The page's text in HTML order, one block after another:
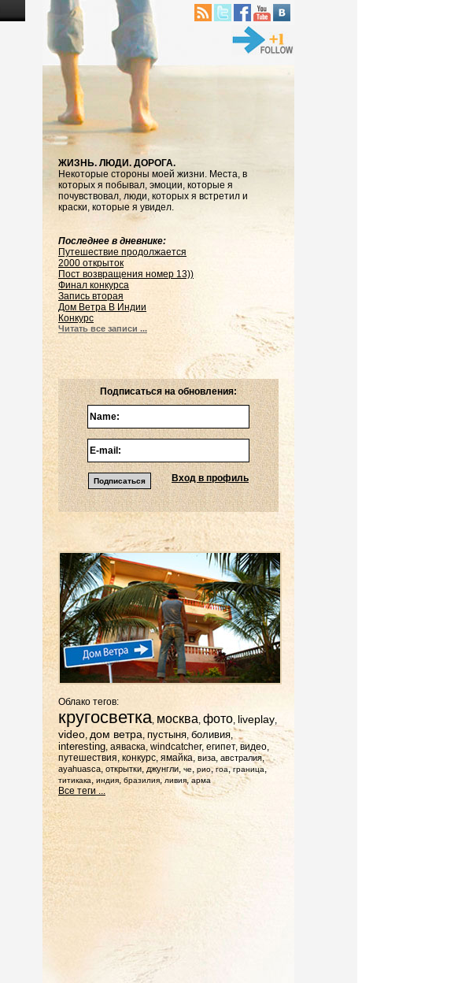
ЖИЗНЬ. ЛЮДИ. ДОРОГА.
Некоторые стороны моей жизни. Места, в
которых я побывал, эмоции, которые я
почувствовал, люди, которых я встретил и
краски, которые я увидел.
Последнее в дневнике:
Путешествие продолжается
2000 открыток
Пост возвращения номер 13))
Финал конкурса
Запись вторая
Дом Ветра В Индии
Конкурс
Читать все записи ...
Подписаться на обновления:
Вход в профиль
Облако тегов:
кругосветка, москва, фото, liveplay,
video, дом ветра, пустыня, боливия,
interesting, аяваска, windcatcher, египет, видео,
путешествия, конкурс, ямайка, виза, австралия,
ayahuasca, открытки, джунгли, че, рио,гоа,граница,
титикака, индия, бразилия,ливия,арма
Все теги ...